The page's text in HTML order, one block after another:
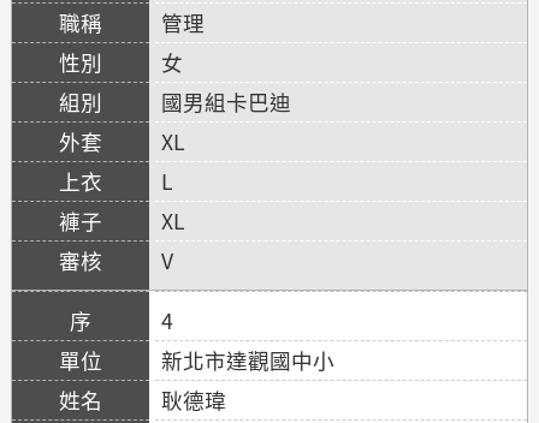
管理
女
國男組卡巴迪
XL
L
XL
V
4
新北市達觀國中小
耿德瑋